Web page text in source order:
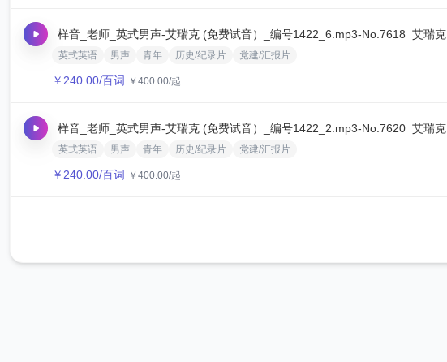
样音_老师_英式男声-艾瑞克 (免费试音）_编号1422_6.mp3-No.7618 艾瑞克
英式英语 男声 青年 历史/纪录片 党建/汇报片
￥ 240.00/百词 ￥ 400.00/起
样音_老师_英式男声-艾瑞克 (免费试音）_编号1422_2.mp3-No.7620 艾瑞克
英式英语 男声 青年 历史/纪录片 党建/汇报片
￥ 240.00/百词 ￥ 400.00/起